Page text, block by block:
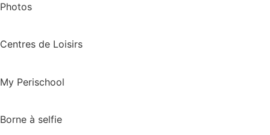
Photos
Centres de Loisirs
My Perischool
Borne à selfie